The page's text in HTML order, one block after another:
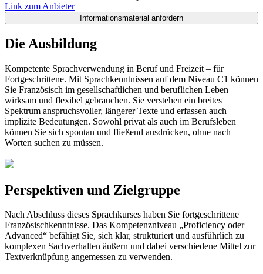
Link zum Anbieter
Die Ausbildung
Kompetente Sprachverwendung in Beruf und Freizeit – für
Fortgeschrittene. Mit Sprachkenntnissen auf dem Niveau C1 können
Sie Französisch im gesellschaftlichen und beruflichen Leben
wirksam und flexibel gebrauchen. Sie verstehen ein breites
Spektrum anspruchsvoller, längerer Texte und erfassen auch
implizite Bedeutungen. Sowohl privat als auch im Berufsleben
können Sie sich spontan und fließend ausdrücken, ohne nach
Worten suchen zu müssen.
Perspektiven und Zielgruppe
Nach Abschluss dieses Sprachkurses haben Sie fortgeschrittene
Französischkenntnisse. Das Kompetenzniveau „Proficiency oder
Advanced“ befähigt Sie, sich klar, strukturiert und ausführlich zu
komplexen Sachverhalten äußern und dabei verschiedene Mittel zur
Textverknüpfung angemessen zu verwenden.